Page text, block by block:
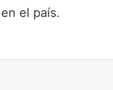
el país.